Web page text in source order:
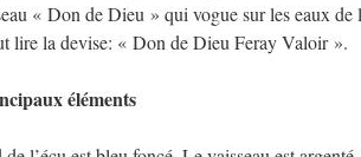
« Don de Dieu » qui vogue sur les eaux
lire la devise: « Don de Dieu Feray Valoir ».
éléments